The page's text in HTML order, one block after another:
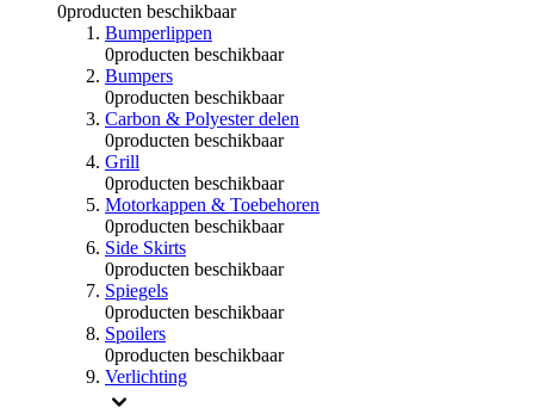
0producten beschikbaar
Bumperlippen
0producten beschikbaar
Bumpers
0producten beschikbaar
Carbon & Polyester delen
0producten beschikbaar
Grill
0producten beschikbaar
Motorkappen & Toebehoren
0producten beschikbaar
Side Skirts
0producten beschikbaar
Spiegels
0producten beschikbaar
Spoilers
0producten beschikbaar
Verlichting